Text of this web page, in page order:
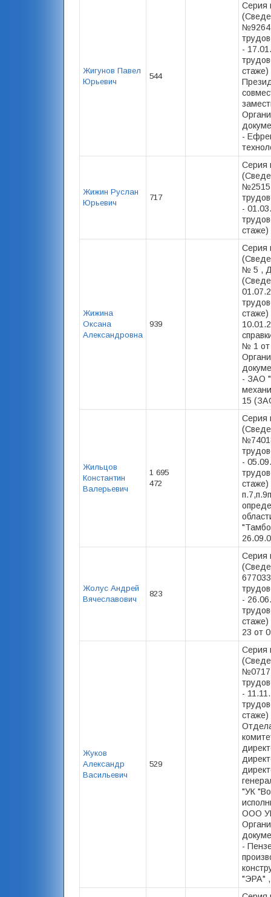
Жигунов Павел
Юрьевич
544
Серия
-
стаже)
-
Жижин Руслан
Юрьевич
717
Серия
-
стаже)
Жижина
Оксана
Александровна
939
Серия
№ 5 ,
стаже)
№ 1 от
- ЗАО
15
Жильцов
Константин
Валерьевич
1 695
472
Серия
-
стаже)
Жолус Андрей
Вячеславович
823
Серия
-
стаже)
23 от
Жуков
Александр
Васильевич
529
Серия
-
стаже)
"УК
ООО
-
"ЭРА" ,